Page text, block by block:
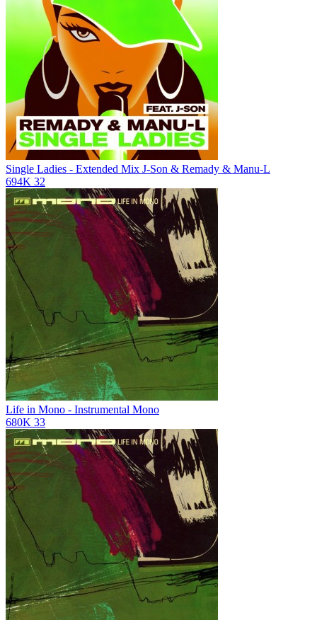
Single Ladies - Extended Mix J-Son & Remady & Manu-L
694K 32
Life in Mono - Instrumental Mono
680K 33